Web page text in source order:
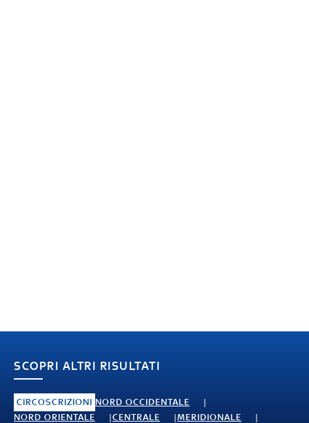
SCOPRI ALTRI RISULTATI
CIRCOSCRIZIONI NORD OCCIDENTALE
NORD ORIENTALE
CENTRALE
MERIDIONALE